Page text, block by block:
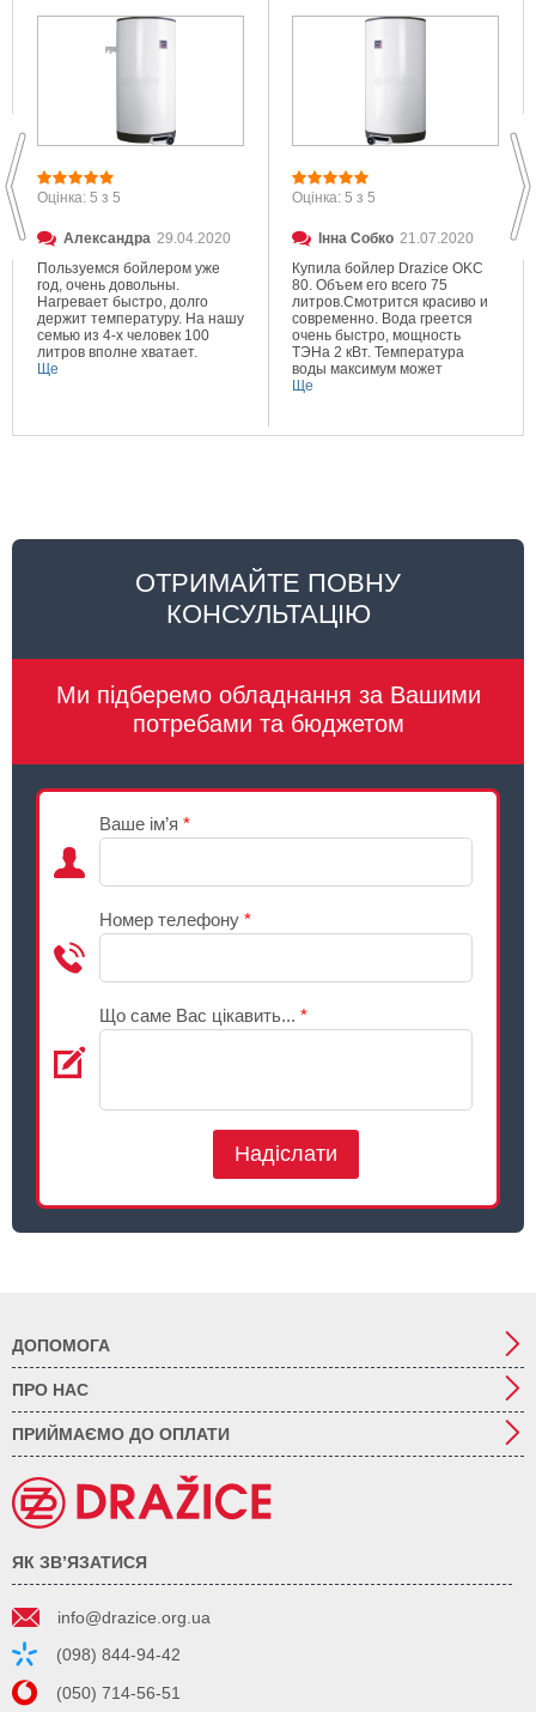
Оцінка: 5 з 5
Александра 29.04.2020
Пользуемся бойлером уже
год, очень довольны.
Нагревает быстро, долго
держит температуру. На нашу
семью из 4-х человек 100
литров вполне хватает.
Ще
Оцінка: 5 з 5
Інна Собко 21.07.2020
Купила бойлер Drazice OKC
80. Объем его всего 75
литров.Смотрится красиво и
современно. Вода греется
очень быстро, мощность
ТЭНа 2 кВт. Температура
воды максимум может
составлять 80 градусов.
Ще
ОТРИМАЙТЕ ПОВНУ
КОНСУЛЬТАЦІЮ
Ми підберемо обладнання за Вашими
потребами та бюджетом
Ваше ім’я *
Номер телефону *
Що саме Вас цікавить... *
Надіслати
ДОПОМОГА
ПРО НАС
ПРИЙМАЄМО ДО ОПЛАТИ
ЯК ЗВ’ЯЗАТИСЯ
info@drazice.org.ua
(098) 844-94-42
(050) 714-56-51